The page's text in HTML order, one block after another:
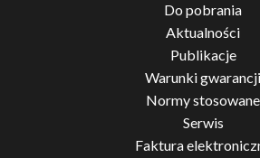
Do pobrania
Aktualności
Publikacje
Warunki gwarancji
Normy stosowane
Serwis
Faktura